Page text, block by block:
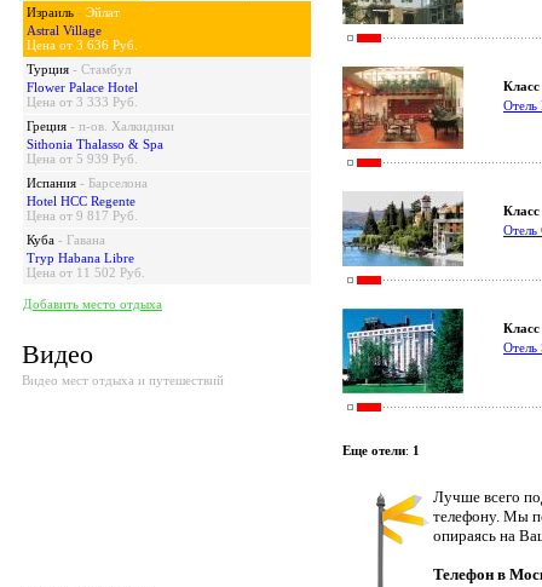
Израиль - Эйлат
Astral Village
Цена от 3 636 Руб.
Турция - Стамбул
Flower Palace Hotel
Цена от 3 333 Руб.
Греция - п-ов. Халкидики
Sithonia Thalasso & Spa
Цена от 5 939 Руб.
Испания - Барселона
Hotel HCC Regente
Цена от 9 817 Руб.
Куба - Гавана
Tryp Habana Libre
Цена от 11 502 Руб.
Добавить место отдыха
Видео
Видео мест отдыха и путешествий
Отель
Отель
Отель
Еще отели: 1
Лучше всего
телефону. Мы
опираясь на
Телефон в